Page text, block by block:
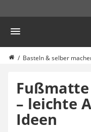
Haushalt & Freizeit
Diascanner
Walkie-Talkie Kinder
Stunt-Scooter
Gusseisen Bräter
Induktionskochfeld
Tischgeschirrspüler
Elektronische Dartscheibe
Basteln & selber
– leichte
Ideen